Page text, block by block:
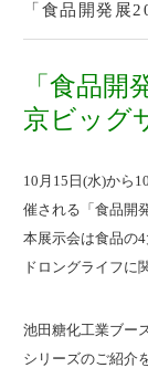
「食品開発展
「食品開
京ビッグ
10月15日(水)から
催される「食品開
本展示会は食品の
ドロングライフに
池田糖化工業ブー
シリーズのご紹介